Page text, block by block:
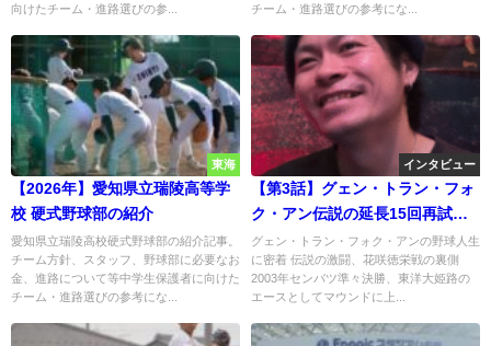
向けたチーム・進路選びの参...
チーム・進路選びの参考にな...
東海
【2026年】愛知県立瑞陵高等学
校 硬式野球部の紹介
愛知県立瑞陵高校硬式野球部の紹介記事。
チーム方針、スタッフ、野球部に必要なお
金、進路について等中学生保護者に向けた
チーム・進路選びの参考にな...
インタビュー
【第3話】グェン・トラン・フォ
ク・アン伝説の延長15回再試
合、「上位指名じゃなきゃプロ
は…」決断の舞台裏
グェン・トラン・フォク・アンの野球人生
に密着 伝説の激闘、花咲徳栄戦の裏側
2003年センバツ準々決勝、東洋大姫路の
エースとしてマウンドに上...